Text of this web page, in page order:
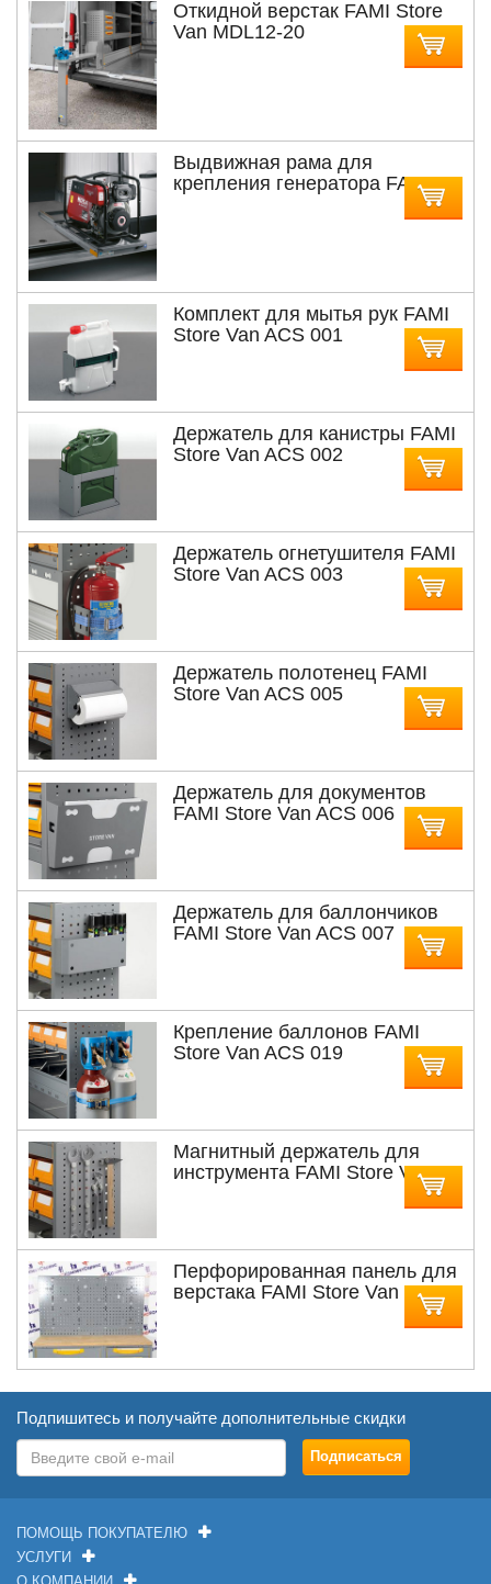
Откидной верстак FAMI Store
Van MDL12-20
Выдвижная рама для
крепления генератора FAMI
Комплект для мытья рук FAMI
Store Van ACS 001
Держатель для канистры FAMI
Store Van ACS 002
Держатель огнетушителя FAMI
Store Van ACS 003
Держатель полотенец FAMI
Store Van ACS 005
Держатель для документов
FAMI Store Van ACS 006
Держатель для баллончиков
FAMI Store Van ACS 007
Крепление баллонов FAMI
Store Van ACS 019
Магнитный держатель для
инструмента FAMI Store Van
Перфорированная панель для
верстака FAMI Store Van
Подпишитесь и получайте дополнительные скидки
ПОМОЩЬ ПОКУПАТЕЛЮ
УСЛУГИ